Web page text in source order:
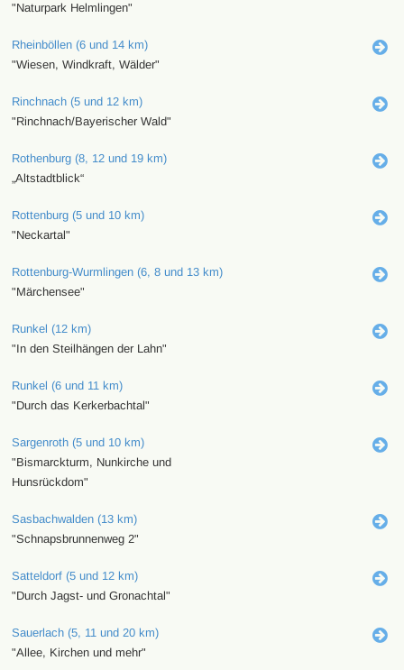
"Naturpark Helmlingen"
Rheinböllen (6 und 14 km)
"Wiesen, Windkraft, Wälder"
Rinchnach (5 und 12 km)
"Rinchnach/Bayerischer Wald"
Rothenburg (8, 12 und 19 km)
„Altstadtblick“
Rottenburg (5 und 10 km)
"Neckartal"
Rottenburg-Wurmlingen (6, 8 und 13 km)
"Märchensee"
Runkel (12 km)
"In den Steilhängen der Lahn"
Runkel (6 und 11 km)
"Durch das Kerkerbachtal"
Sargenroth (5 und 10 km)
"Bismarckturm, Nunkirche und
Hunsrückdom"
Sasbachwalden (13 km)
"Schnapsbrunnenweg 2"
Satteldorf (5 und 12 km)
"Durch Jagst- und Gronachtal"
Sauerlach (5, 11 und 20 km)
"Allee, Kirchen und mehr"